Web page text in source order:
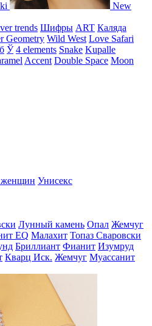
New
trends Шифры ART Каляда
Geometry Wild West Love Safari
Ў 4 elements Snake Kupalle
Accent Double Space Moon
женщин Унисекс
Лунный камень Опал Жемчуг
EQ Малахит Топаз Сваровски
Бриллиант Фианит Изумруд
Кварц Иск. Жемчуг Муассанит